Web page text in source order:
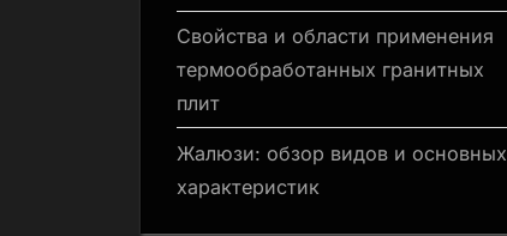
Свойства и области применения
термообработанных гранитных
плит
Жалюзи: обзор видов и основных
характеристик